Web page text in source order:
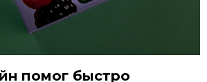
помог быстро